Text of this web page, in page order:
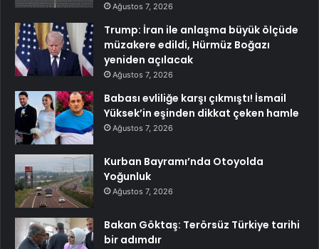
Ağustos 7, 2026
Trump: İran ile anlaşma büyük ölçüde
müzakere edildi, Hürmüz Boğazı
yeniden açılacak
Ağustos 7, 2026
Babası evliliğe karşı çıkmıştı! İsmail
Yüksek’in eşinden dikkat çeken hamle
Ağustos 7, 2026
Kurban Bayramı’nda Otoyolda
Yoğunluk
Ağustos 7, 2026
Bakan Göktaş: Terörsüz Türkiye tarihi
bir adımdır